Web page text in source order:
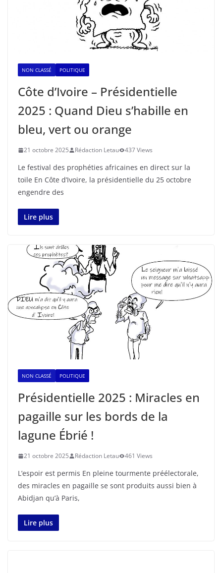
NON CLASSÉ POLITIQUE
Côte d’Ivoire – Présidentielle
2025 : Quand Dieu s’habille en
bleu, vert ou orange
21 octobre 2025 Rédaction Letau 437 Views
Le festival des prophéties africaines en direct sur la
toile En Côte d’Ivoire, la présidentielle du 25 octobre
engendre des
Lire plus
NON CLASSÉ POLITIQUE
Présidentielle 2025 : Miracles en
pagaille sur les bords de la
lagune Ébrié !
21 octobre 2025 Rédaction Letau 461 Views
L’espoir est permis En pleine tourmente préélectorale,
des miracles en pagaille se sont produits aussi bien à
Abidjan qu’à Paris,
Lire plus